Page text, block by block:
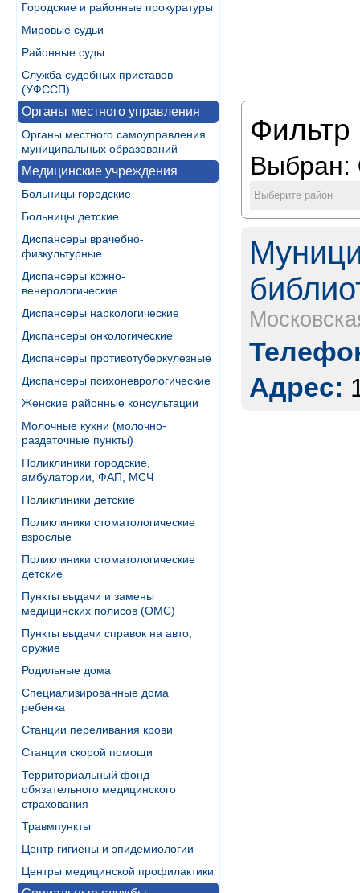
Городские и районные прокуратуры
Мировые судьи
Районные суды
Служба судебных приставов
(УФССП)
Органы местного управления
Органы местного самоуправления
муниципальных образований
Медицинские учреждения
Больницы городские
Больницы детские
Диспансеры врачебно-
физкультурные
Диспансеры кожно-
венерологические
Диспансеры наркологические
Диспансеры онкологические
Диспансеры противотуберкулезные
Диспансеры психоневрологические
Женские районные консультации
Молочные кухни (молочно-
раздаточные пункты)
Поликлиники городские,
амбулатории, ФАП, МСЧ
Поликлиники детские
Поликлиники стоматологические
взрослые
Поликлиники стоматологические
детские
Пункты выдачи и замены
медицинских полисов (ОМС)
Пункты выдачи справок на авто,
оружие
Родильные дома
Специализированные дома
ребенка
Станции переливания крови
Станции скорой помощи
Территориальный фонд
обязательного медицинского
страхования
Травмпункты
Центр гигиены и эпидемиологии
Центры медицинской профилактики
Фильтр
Выбран:
Выберите район
Адрес: